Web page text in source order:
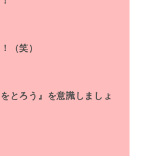
（笑）
とろう』を意識しましょ